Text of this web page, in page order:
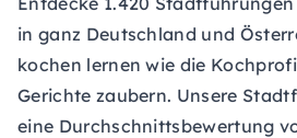
in ganz Deutschland und
kochen lernen wie die
Gerichte zaubern. Unsere
eine Durchschnittsbewertung